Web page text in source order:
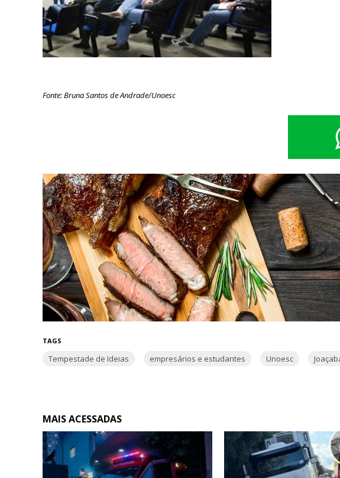
Fonte: Bruna Santos de Andrade/Unoesc
TAGS
Tempestade de Ideias empresários e estudantes Unoesc
MAIS ACESSADAS